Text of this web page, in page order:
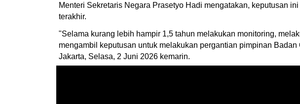
Menteri Sekretaris Negara Prasetyo Hadi mengatakan, keputusan
terakhir.
"Selama kurang lebih hampir 1,5 tahun melakukan monitoring,
mengambil keputusan untuk melakukan pergantian pimpinan
Jakarta, Selasa, 2 Juni 2026 kemarin.